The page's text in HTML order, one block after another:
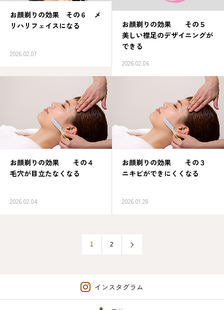
お顔剃りの効果 その６ メ
リハリフェイスになる
2026.02.07
お顔剃りの効果 その５
美しい襟足のデザイニングが
できる
2026.02.06
お顔剃りの効果 その４
毛穴が目立たなくなる
2026.02.04
お顔剃りの効果 その３
ニキビができにくくなる
2026.01.28
1 2
インスタグラム